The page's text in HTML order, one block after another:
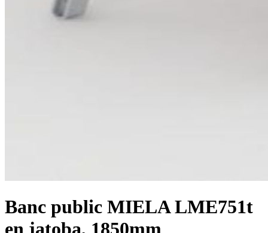
Banc public MIELA LME751t